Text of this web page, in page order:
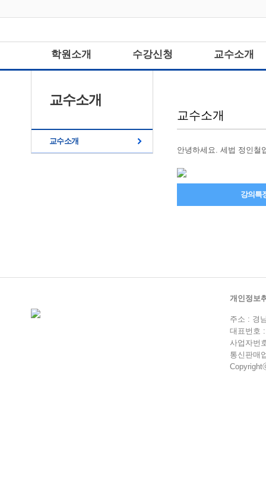
학원소개 수강신청 교수소개
교수소개
교수소개
교수소개
안녕하세요. 세법 정인철
강의특
개인정보
주소 : 경
대표번호
사업자번
통신판매